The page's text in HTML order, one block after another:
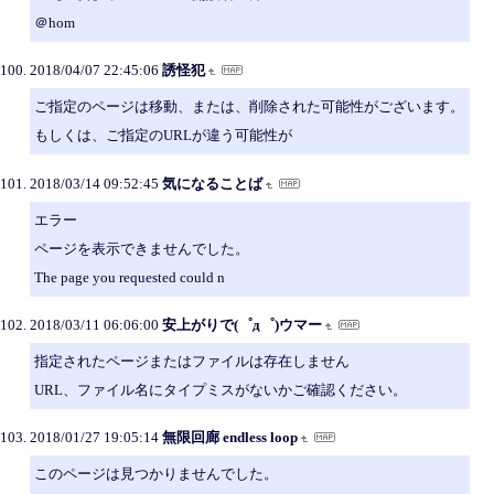
＠hom
2018/04/07 22:45:06 誘怪犯
ご指定のページは移動、または、削除された可能性がございます。
もしくは、ご指定のURLが違う可能性が
2018/03/14 09:52:45 気になることば
エラー
ページを表示できませんでした。
The page you requested could n
2018/03/11 06:06:00 安上がりで(゜д゜)ウマー
指定されたページまたはファイルは存在しません
URL、ファイル名にタイプミスがないかご確認ください。
2018/01/27 19:05:14 無限回廊 endless loop
このページは見つかりませんでした。